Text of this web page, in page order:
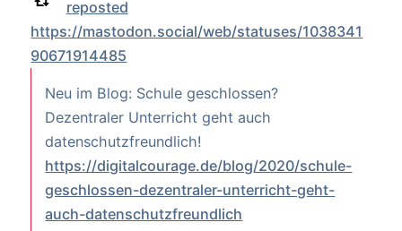
reposted
https://mastodon.social/web/statuses/1038341
90671914485
Neu im Blog: Schule geschlossen?
Dezentraler Unterricht geht auch
datenschutzfreundlich!
https://digitalcourage.de/blog/2020/schule-
geschlossen-dezentraler-unterricht-geht-
auch-datenschutzfreundlich